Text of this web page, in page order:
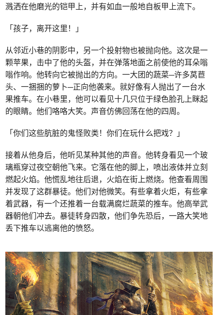
溅洒在他磨光的铠甲上，并有如血一般地自板甲上流下。
「孩子，离开这里！」
从邻近小巷的阴影中，另一个投射物也被抛向他。这次是一
颗苹果，击中了他的头盔，并在弹落地面之前使他的耳朵嗡
嗡作响。他转向它被抛出的方向。一大团的蔬菜─许多莴苣
头、一捆捆的萝卜─正向他袭来。就好像有人抛出了一台水
果推车。在小巷里，他可以看见十几只位于绿色脸孔上眯起
的眼睛。他们咯咯大笑。声音仿佛回荡在他的四周。
「你们这些肮脏的鬼怪败类！你们在玩什么把戏？」
接着从他身后，他听见某种其他的声音。他转身看见一个玻
璃瓶穿过夜空朝他飞来。它落在他的脚上，喷出液体并立刻
燃起火焰。他慌乱地往后退，火焰在街上燃烧。他查看周围
并发现了这群暴徒。他们对他微笑。有些拿着火炬，有些拿
着武器，有一个还推着一台载满腐烂蔬菜的推车。他高举武
器朝他们冲去。暴徒转身四散，他们争先恐后，一路大笑地
丢下推车以逃离他的愤怒。